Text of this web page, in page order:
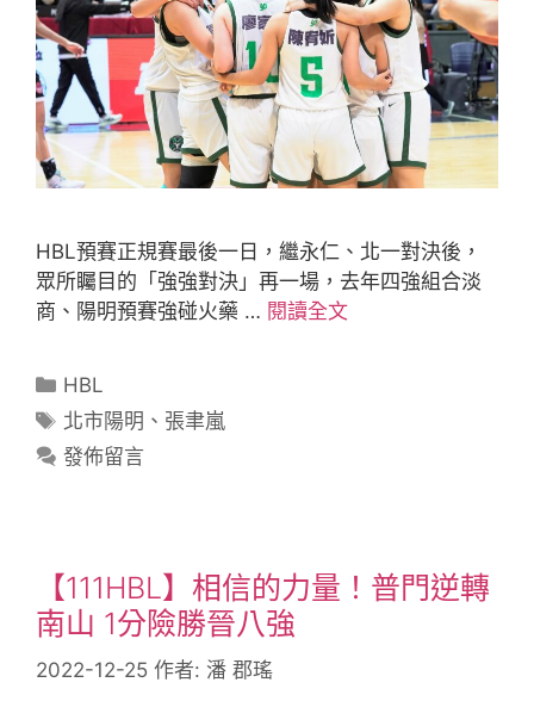
HBL預賽正規賽最後一日，繼永仁、北一對決後，
眾所矚目的「強強對決」再一場，去年四強組合淡
商、陽明預賽強碰火藥 … 閱讀全文
HBL
北市陽明 、 張聿嵐
發佈留言
【111HBL】相信的力量！普門逆轉
南山 1分險勝晉八強
2022-12-25 作者: 潘 郡瑤